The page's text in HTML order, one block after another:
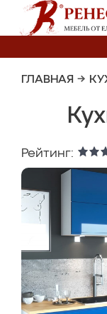
ГЛАВНАЯ →
Рейтинг: